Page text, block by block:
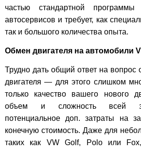
частью стандартной
автосервисов и требует, как
так и большого количества опыта.
Обмен двигателя на автомобили
Трудно дать общий ответ на вопрос
двигателя — для этого слишком
только качество вашего нового
объем и сложность всей
потенциальное доп. затраты на
конечную стоимость. Даже для
таких как VW Golf, Polo или